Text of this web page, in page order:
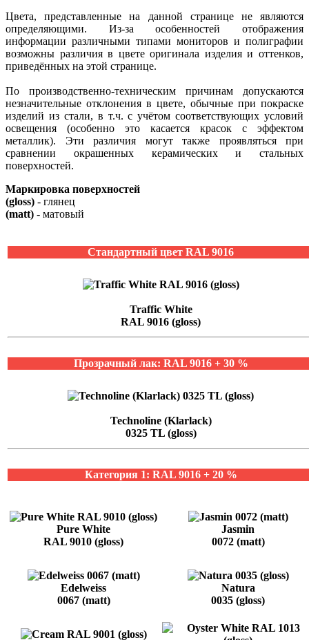
Цвета, представленные на данной странице не являются
определяющими. Из-за особенностей отображения
информации различными типами мониторов и полиграфии
возможны различия в цвете оригинала изделия и оттенков,
приведённых на этой странице.
По производственно-техническим причинам допускаются
незначительные отклонения в цвете, обычные при покраске
изделий из стали, в т.ч. с учётом соответствующих условий
освещения (особенно это касается красок с эффектом
металлик). Эти различия могут также проявляться при
сравнении окрашенных керамических и стальных
поверхностей.
Маркировка поверхностей
(gloss) - глянец
(matt) - матовый
Стандартный цвет RAL 9016
Traffic White
RAL 9016 (gloss)
Прозрачный лак: RAL 9016 + 30 %
Technoline (Klarlack)
0325 TL (gloss)
Категория 1: RAL 9016 + 20 %
Pure White
RAL 9010 (gloss)
Jasmin
0072 (matt)
Edelweiss
0067 (matt)
Natura
0035 (gloss)